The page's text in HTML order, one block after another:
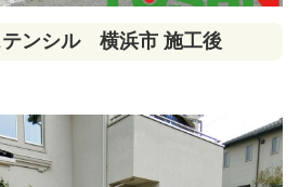
テンシル 横浜市 施工後